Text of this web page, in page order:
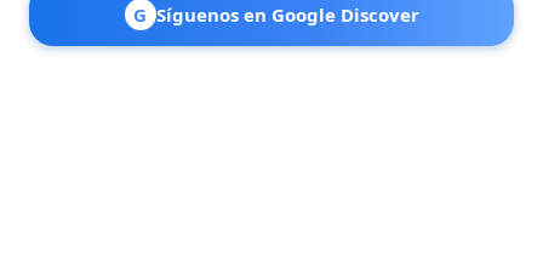
G Síguenos en Google Discover